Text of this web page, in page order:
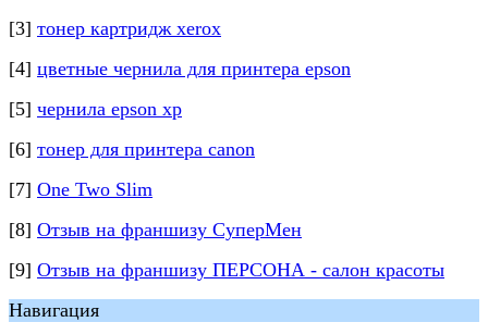
[3] тонер картридж xerox
[4] цветные чернила для принтера epson
[5] чернила epson xp
[6] тонер для принтера canon
[7] One Two Slim
[8] Отзыв на франшизу СуперМен
[9] Отзыв на франшизу ПЕРСОНА - салон красоты
Навигация